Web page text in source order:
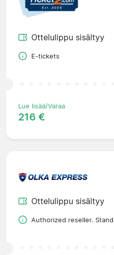
Ottelulippu sisältyy
E-tickets
Lue lisää/Varaa
216 €
Ottelulippu sisältyy
Authorized reseller.